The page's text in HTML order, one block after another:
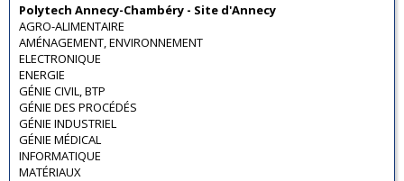
Polytech Annecy-Chambéry - Site d'Annecy
AGRO-ALIMENTAIRE
AMÉNAGEMENT, ENVIRONNEMENT
ELECTRONIQUE
ENERGIE
GÉNIE CIVIL, BTP
GÉNIE DES PROCÉDÉS
GÉNIE INDUSTRIEL
GÉNIE MÉDICAL
INFORMATIQUE
MATÉRIAUX